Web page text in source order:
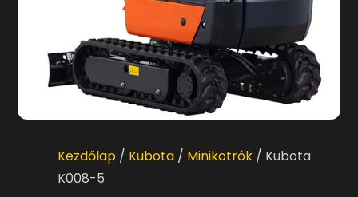
Kezdőlap / Kubota / Minikotrók / Kubota
K008-5